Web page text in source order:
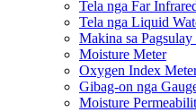
Tela nga Far
Tela nga Liquid
Makina sa Pagsulay
Moisture Meter
Oxygen Index
Gibag-on nga
Moisture